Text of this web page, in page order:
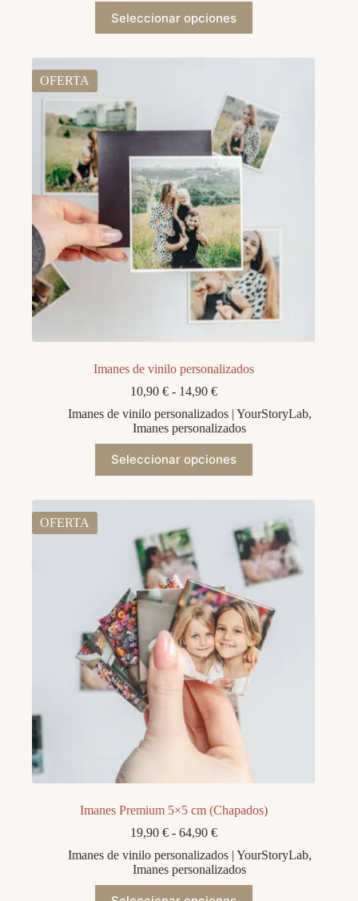
Seleccionar opciones
producto
tiene
en
la
página
de
producto
OFERTA
Imanes de vinilo personalizados
10,90 € - 14,90 €Rango
precios:
desde
10,90 €
hasta
14,90 €
Imanes de vinilo personalizados | YourStoryLab,
Imanes personalizados
Seleccionar opciones
producto
tiene
opciones
se
pueden
elegir
en
la
página
de
producto
OFERTA
Imanes Premium 5×5 cm (Chapados)
19,90 € - 64,90 €Rango
precios:
desde
19,90 €
Imanes de vinilo personalizados | YourStoryLab,
Imanes personalizados